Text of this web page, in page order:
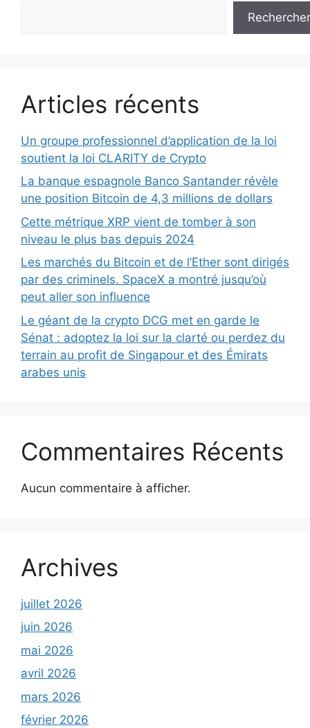
Rechercher
Articles récents
Un groupe professionnel d’application de la loi
soutient la loi CLARITY de Crypto
La banque espagnole Banco Santander révèle
une position Bitcoin de 4,3 millions de dollars
Cette métrique XRP vient de tomber à son
niveau le plus bas depuis 2024
Les marchés du Bitcoin et de l’Ether sont dirigés
par des criminels. SpaceX a montré jusqu’où
peut aller son influence
Le géant de la crypto DCG met en garde le
Sénat : adoptez la loi sur la clarté ou perdez du
terrain au profit de Singapour et des Émirats
arabes unis
Commentaires Récents
Aucun commentaire à afficher.
Archives
juillet 2026
juin 2026
mai 2026
avril 2026
mars 2026
février 2026